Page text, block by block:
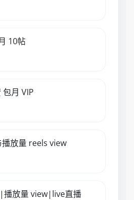
10帖
月 VIP
放量 reels view
播放量 view|live直播